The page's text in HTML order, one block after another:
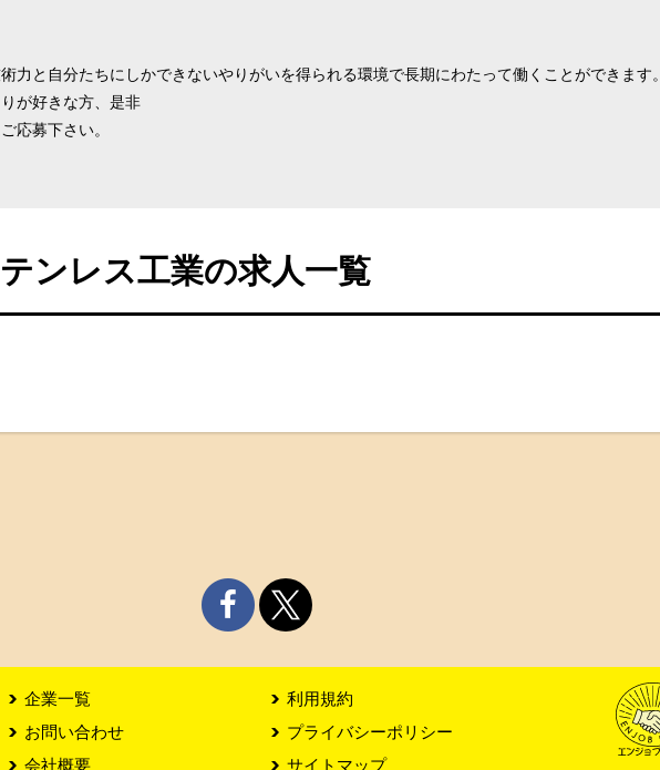
力と自分たちにしかできないやりがいを得られる環境で長期にわたって働くことができます。
が好きな方、是非
応募下さい。
ンレス工業の求人一覧
企業一覧
お問い合わせ
会社概要
利用規約
プライバシーポリシー
サイトマップ